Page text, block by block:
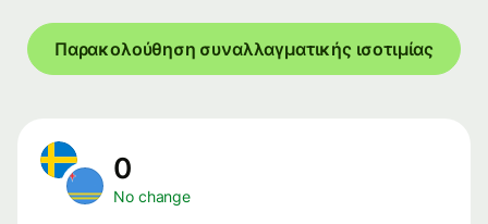
Παρακολούθηση συναλλαγματικής ισοτιμίας
0
No change